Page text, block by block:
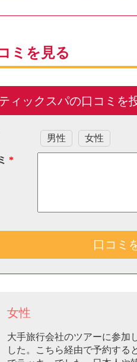
ミを見る
ィックスパの口コミを
男性 女性
*
女性
大手旅行会社のツアーに参加
した。こちら経由で予約する